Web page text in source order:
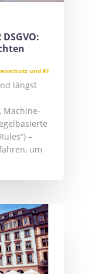
und KI
längst
Machine-
–
um